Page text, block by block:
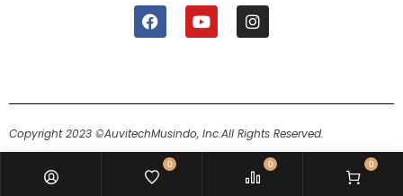
Copyright 2023 ©AuvitechMusindo, Inc.All Rights Reserved.
0 0 0